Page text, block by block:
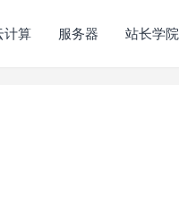
计算 服务器 站长学院